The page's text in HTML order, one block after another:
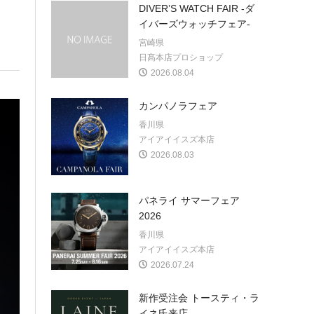
DIVER’S WATCH FAIR -ダ
イバーズウォッチフェア-
宮崎県
日髙本店プロショップ
2026.08.04
カンパノラフェア
香川県
アイアイイスズ本店
2026.08.03
パネライ サマーフェア
2026
香川県
アイアイイスズ本店
2026.07.24
新作受注会 トースティ・ラ